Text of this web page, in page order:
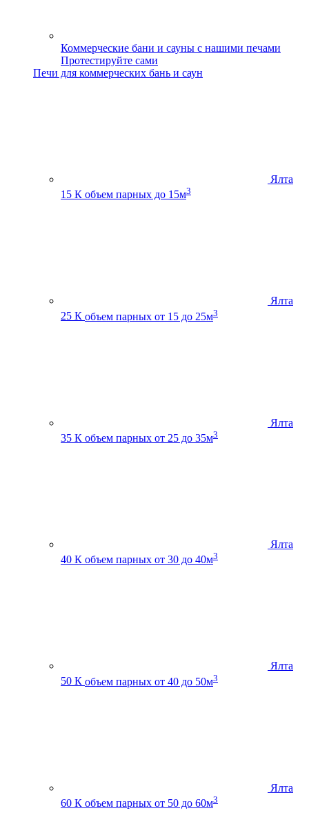
Коммерческие бани и сауны с нашими печами
Протестируйте сами
Печи для коммерческих бань и саун
Ялта
15 К объем парных до 15м3
Ялта
25 К объем парных от 15 до 25м3
Ялта
35 К объем парных от 25 до 35м3
Ялта
40 К объем парных от 30 до 40м3
Ялта
50 К объем парных от 40 до 50м3
Ялта
60 К объем парных от 50 до 60м3